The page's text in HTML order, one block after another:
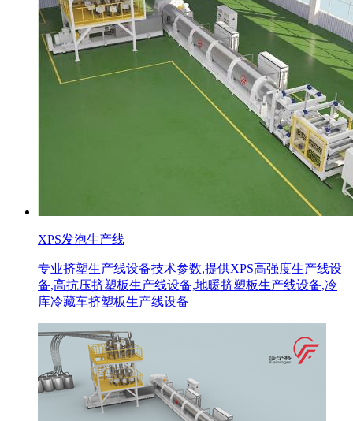
XPS发泡生产线
专业挤塑生产线设备技术参数,提供XPS高强度生产线设
备,高抗压挤塑板生产线设备,地暖挤塑板生产线设备,冷
库冷藏车挤塑板生产线设备